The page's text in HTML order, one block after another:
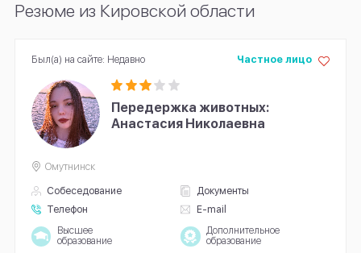
Резюме из Кировской области
Передержка животных:
Анастасия Николаевна
Собеседование
Документы
Телефон
E-mail
Частное лицо
Омутнинск
Высшее
образование
Дополнительное
образование
Был(а) на сайте: Недавно